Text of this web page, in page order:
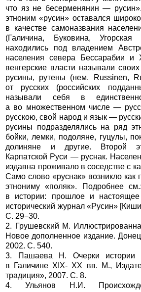
что яз не бесерменянин —
этноним «русин» оставался
в качестве самоназвания
(Галичина, Буковина,
находились под владением
населения севера Бессарабии
венгерские власти называли
русины, рутены (нем. Russinen,
от русских (российских
называли себя в
а во множественном числе —
русскою, свой народ и язык —
русины подразделялись на ряд
бойки, лемки, подоляне, гуцулы,
долиняне и другие. Второй
Карпатской Руси — руснак.
издавна проживало в соседстве с
Само слово «руснак» возникло как
этнониму «поляк». Подробнее
в истории: прошлое и
исторический журнал «Русин»
С. 29−30.
2. Грушевский М.
Новое дополненное издание.
2002. С. 540.
3. Пашаева Н. Очерки истории
в Галичине XIX- XX вв. М.,
традиция», 2007. С. 8.
4. Ульянов Н.И.